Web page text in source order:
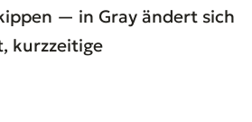
— in Gray ändert sich
kurzzeitige